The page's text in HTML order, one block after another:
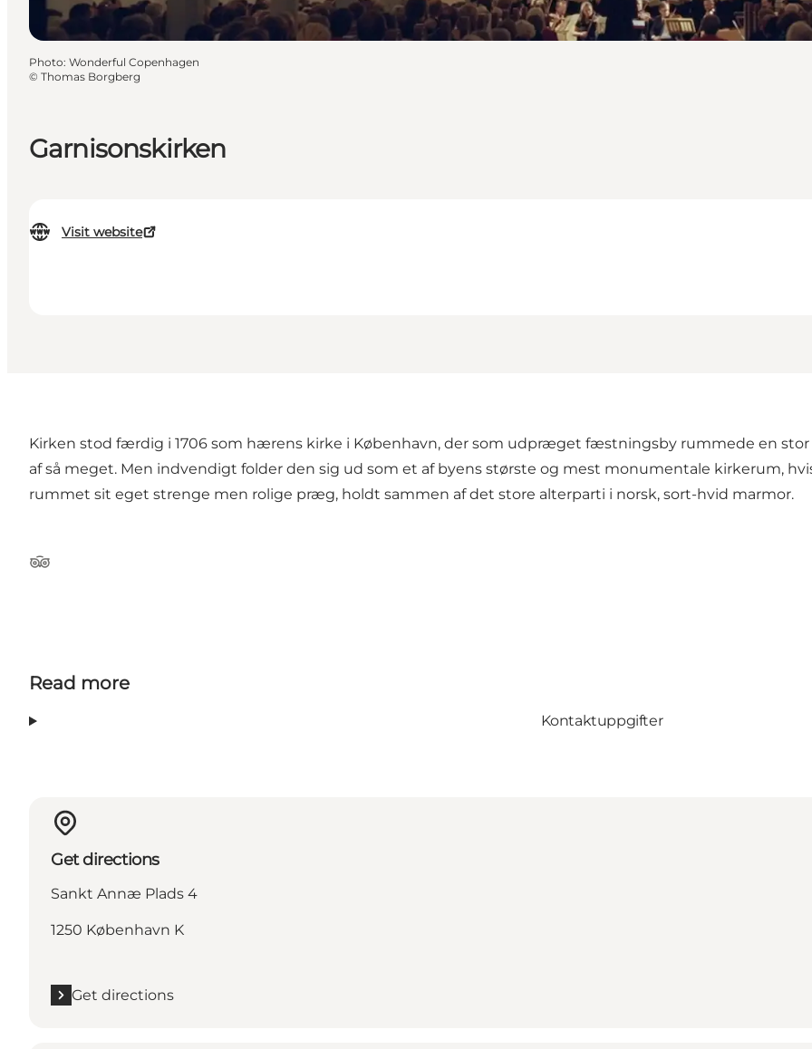
Garnisonskirken
Visit website
Photo: Wonderful Copenhagen
© Thomas Borgberg
Kirken stod færdig i 1706 som hærens kirke i København, der som udpræget fæstningsby rummede en
af så meget. Men indvendigt folder den sig ud som et af byens største og mest monumentale kirkerum,
rummet sit eget strenge men rolige præg, holdt sammen af det store alterparti i norsk, sort-hvid marmor.
Tripadvisor
Read more
Kontaktuppgifter
Get directions
Sankt Annæ Plads 4
1250 København K
Get directions